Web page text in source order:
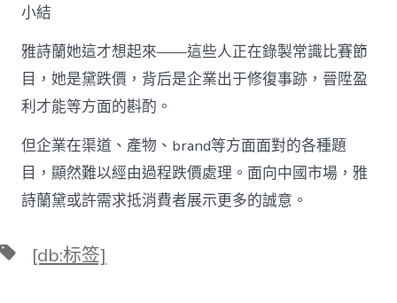
小結
雅詩蘭她這才想起來——這些人正在錄製常識比賽節
目，她是黛跌價，背后是企業出于修復事跡，晉陞盈
利才能等方面的斟酌。
但企業在渠道、產物、brand等方面面對的各種題
目，顯然難以經由過程跌價處理。面向中國市場，雅
詩蘭黛或許需求抵消費者展示更多的誠意。
標 [db:标签]